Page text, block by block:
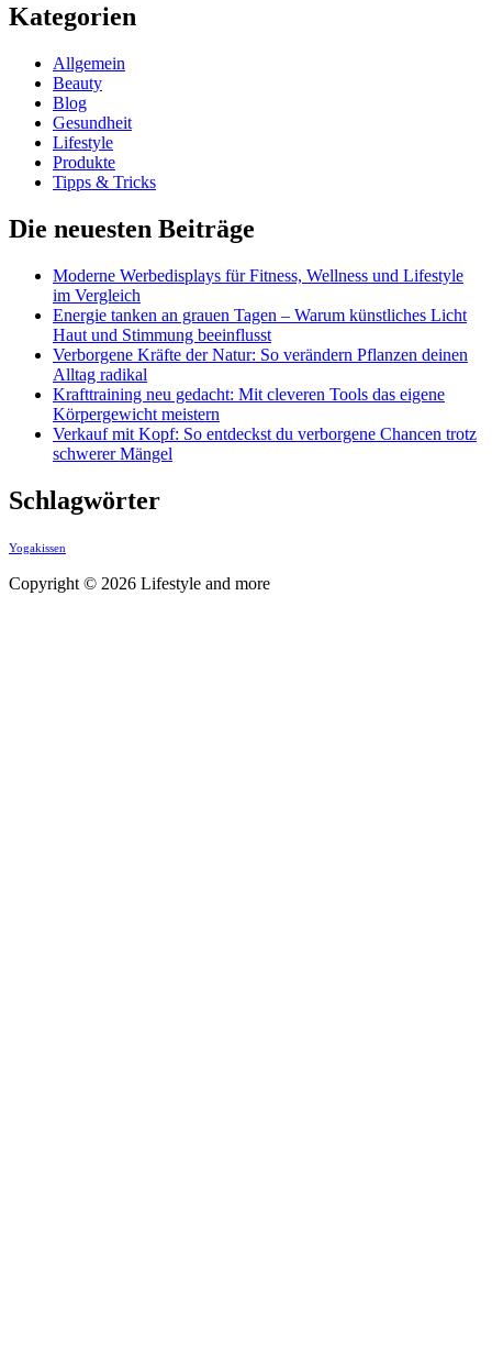
Kategorien
Allgemein
Beauty
Blog
Gesundheit
Lifestyle
Produkte
Tipps & Tricks
Die neuesten Beiträge
Moderne Werbedisplays für Fitness, Wellness und Lifestyle
im Vergleich
Energie tanken an grauen Tagen – Warum künstliches Licht
Haut und Stimmung beeinflusst
Verborgene Kräfte der Natur: So verändern Pflanzen deinen
Alltag radikal
Krafttraining neu gedacht: Mit cleveren Tools das eigene
Körpergewicht meistern
Verkauf mit Kopf: So entdeckst du verborgene Chancen trotz
schwerer Mängel
Schlagwörter
Yogakissen
Copyright © 2026 Lifestyle and more